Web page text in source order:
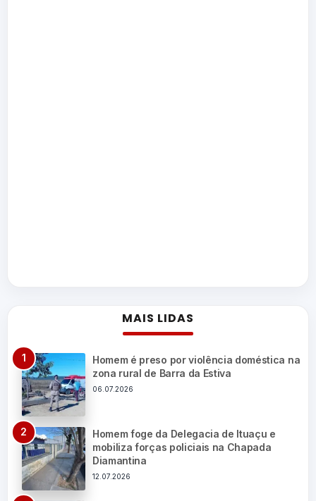
MAIS LIDAS
Homem é preso por violência doméstica na
zona rural de Barra da Estiva
06.07.2026
Homem foge da Delegacia de Ituaçu e
mobiliza forças policiais na Chapada
Diamantina
12.07.2026